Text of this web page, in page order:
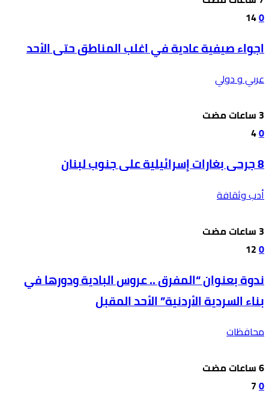
0
14
اجواء صيفية عادية في اغلب المناطق حتى الأحد
عربي و دولي
0
4
8 جرحى بغارات إسرائيلية على جنوب لبنان
أدب وثقافة
0
12
ندوة بعنوان “المفرق .. عروس البادية ودورها في
بناء السردية الأردنية” الأحد المقبل
محافظات
0
7